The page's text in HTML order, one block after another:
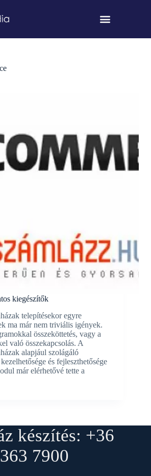
kiegészítők
telepítésekor egyre
ma már nem triviális igények.
összeköttetés, vagy a
való összekapcsolás. A
alapjául szolágáló
és fejleszthetősége
már elérhetővé tette a
készítés: +36
7900